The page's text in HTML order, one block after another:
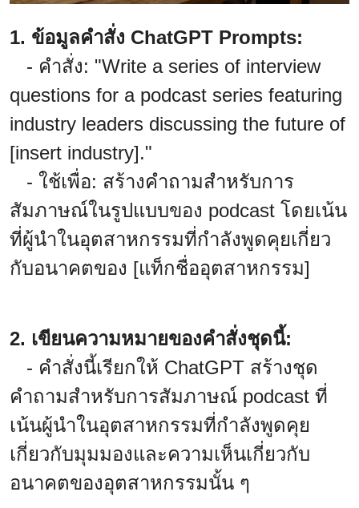
1. ข้อมูลคำสั่ง ChatGPT Prompts:
- คำสั่ง: "Write a series of interview
questions for a podcast series featuring
industry leaders discussing the future of
[insert industry]."
- ใช้เพื่อ: สร้างคำถามสำหรับการ
สัมภาษณ์ในรูปแบบของ podcast โดยเน้น
ที่ผู้นำในอุตสาหกรรมที่กำลังพูดคุยเกี่ยว
กับอนาคตของ [แท็กชื่ออุตสาหกรรม]
2. เขียนความหมายของคำสั่งชุดนี้:
- คำสั่งนี้เรียกให้ ChatGPT สร้างชุด
คำถามสำหรับการสัมภาษณ์ podcast ที่
เน้นผู้นำในอุตสาหกรรมที่กำลังพูดคุย
เกี่ยวกับมุมมองและความเห็นเกี่ยวกับ
อนาคตของอุตสาหกรรมนั้น ๆ